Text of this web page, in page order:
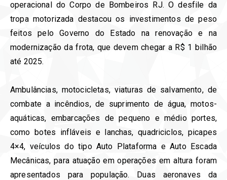
operacional do Corpo de Bombeiros RJ. O desfile da
tropa motorizada destacou os investimentos de peso
feitos pelo Governo do Estado na renovação e na
modernização da frota, que devem chegar a R$ 1 bilhão
até 2025.
Ambulâncias, motocicletas, viaturas de salvamento, de
combate a incêndios, de suprimento de água, motos-
aquáticas, embarcações de pequeno e médio portes,
como botes infláveis e lanchas, quadriciclos, picapes
4×4, veículos do tipo Auto Plataforma e Auto Escada
Mecânicas, para atuação em operações em altura foram
apresentados para população. Duas aeronaves da